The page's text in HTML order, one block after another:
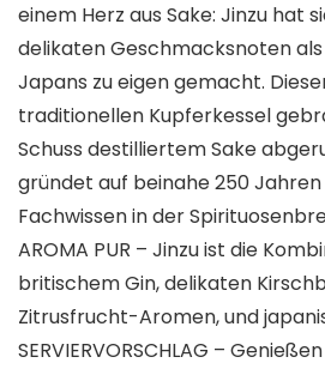
einem Herz aus Sake: Jinzu hat
delikaten Geschmacksnoten
Japans zu eigen gemacht.
traditionellen Kupferkessel
Schuss destilliertem Sake
gründet auf beinahe 250
Fachwissen in der
AROMA PUR – Jinzu ist die
britischem Gin, delikaten
Zitrusfrucht-Aromen, und
SERVIERVORSCHLAG –